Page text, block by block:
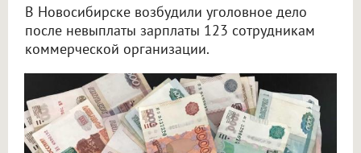
В Новосибирске возбудили уголовное дело
после невыплаты зарплаты 123 сотрудникам
коммерческой организации.